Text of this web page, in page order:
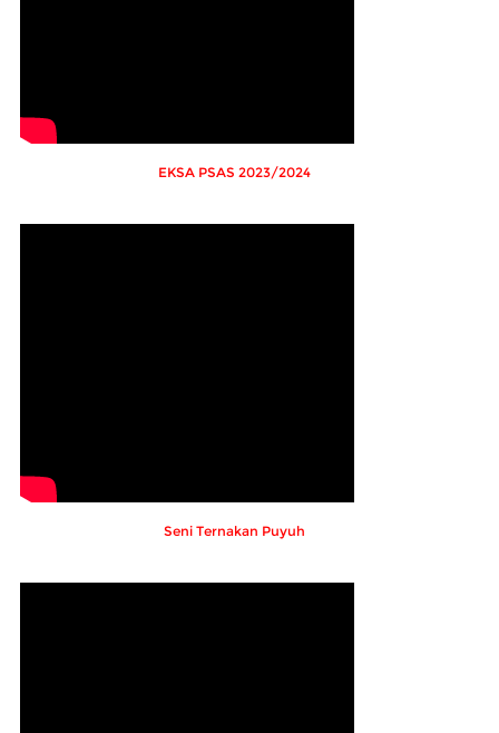
EKSA PSAS 2023/2024
Seni Ternakan Puyuh